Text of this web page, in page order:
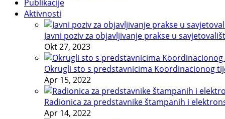
Publikacije
Aktivnosti
Javni poziv za objavljivanje prakse u
Okt 27, 2023
Okrugli sto s predstavnicima Koordinacionog
Apr 15, 2022
Radionica za predstavnike štampanih i
Apr 14, 2022